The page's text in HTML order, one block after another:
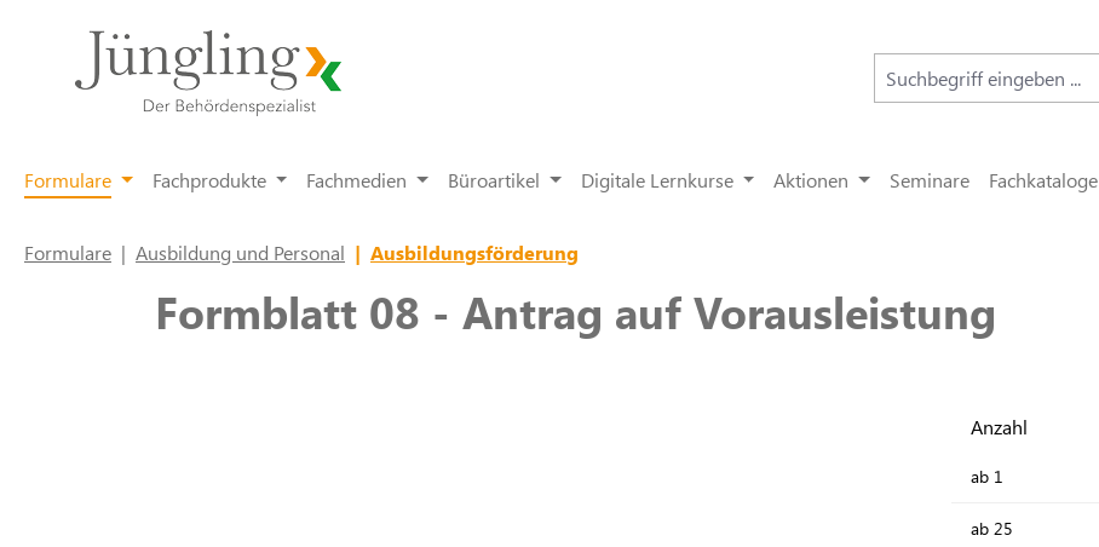
Zur Hauptnavigation springen
Formulare Fachprodukte Fachmedien Büroartikel Digitale Lernkurse Aktionen Seminare Fachkataloge
Formulare | Ausbildung und Personal | Ausbildungsförderung
Formblatt 08 - Antrag auf Vorausleistung
Anzahl
ab 1
ab 25